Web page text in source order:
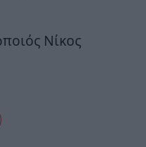
Νίκος